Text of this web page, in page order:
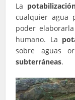
La
cualquier agua
poder
humano. La
sobre aguas
subterráneas.